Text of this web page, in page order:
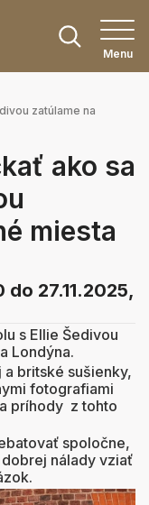
Menu
zatúlame na
ako sa
miesta
do 27.11.2025,
s Ellie Šedivou
Londýna.
britské sušienky,
fotografiami
príhody z tohto
spoločne,
nálady vziať